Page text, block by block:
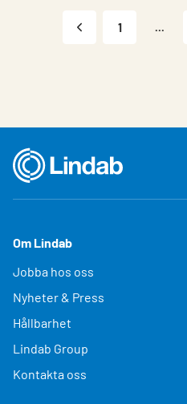
1 ...
Om Lindab
Jobba hos oss
Nyheter & Press
Hållbarhet
Lindab Group
Kontakta oss